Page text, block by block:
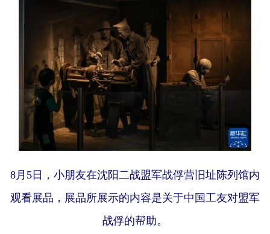
8月5日，小朋友在沈阳二战盟军战俘营旧址陈列馆内
观看展品，展品所展示的内容是关于中国工友对盟军
战俘的帮助。